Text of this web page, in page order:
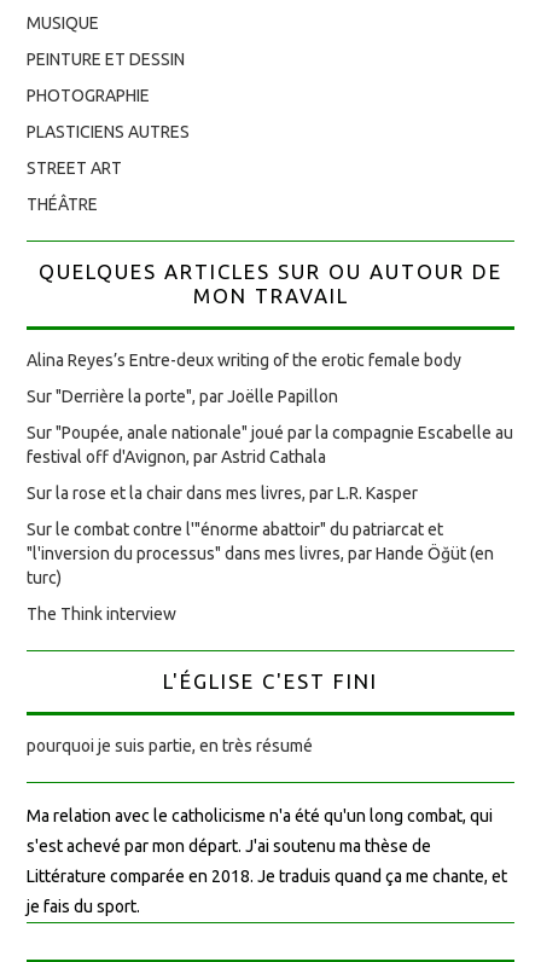
MUSIQUE
PEINTURE ET DESSIN
PHOTOGRAPHIE
PLASTICIENS AUTRES
STREET ART
THÉÂTRE
QUELQUES ARTICLES SUR OU AUTOUR DE
MON TRAVAIL
Alina Reyes’s Entre-deux writing of the erotic female body
Sur "Derrière la porte", par Joëlle Papillon
Sur "Poupée, anale nationale" joué par la compagnie Escabelle au
festival off d'Avignon, par Astrid Cathala
Sur la rose et la chair dans mes livres, par L.R. Kasper
Sur le combat contre l'"énorme abattoir" du patriarcat et
"l'inversion du processus" dans mes livres, par Hande Öğüt (en
turc)
The Think interview
L'ÉGLISE C'EST FINI
pourquoi je suis partie, en très résumé
Ma relation avec le catholicisme n'a été qu'un long combat, qui
s'est achevé par mon départ. J'ai soutenu ma thèse de
Littérature comparée en 2018. Je traduis quand ça me chante, et
je fais du sport.